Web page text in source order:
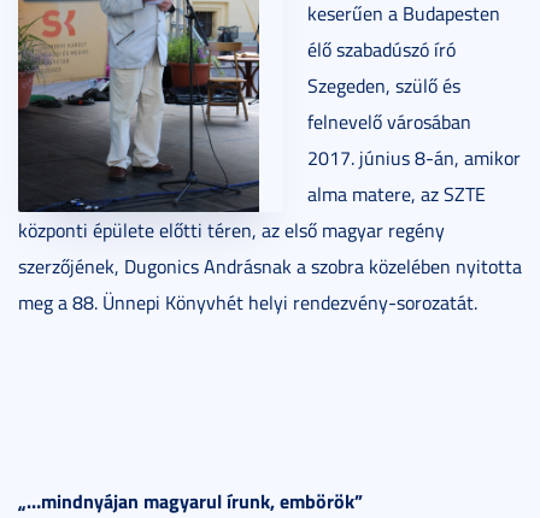
keserűen a Budapesten
élő szabadúszó író
Szegeden, szülő és
felnevelő városában
2017. június 8-án, amikor
alma matere, az SZTE
központi épülete előtti téren, az első magyar regény
szerzőjének, Dugonics Andrásnak a szobra közelében nyitotta
meg a 88. Ünnepi Könyvhét helyi rendezvény-sorozatát.
„…mindnyájan magyarul írunk, embörök”